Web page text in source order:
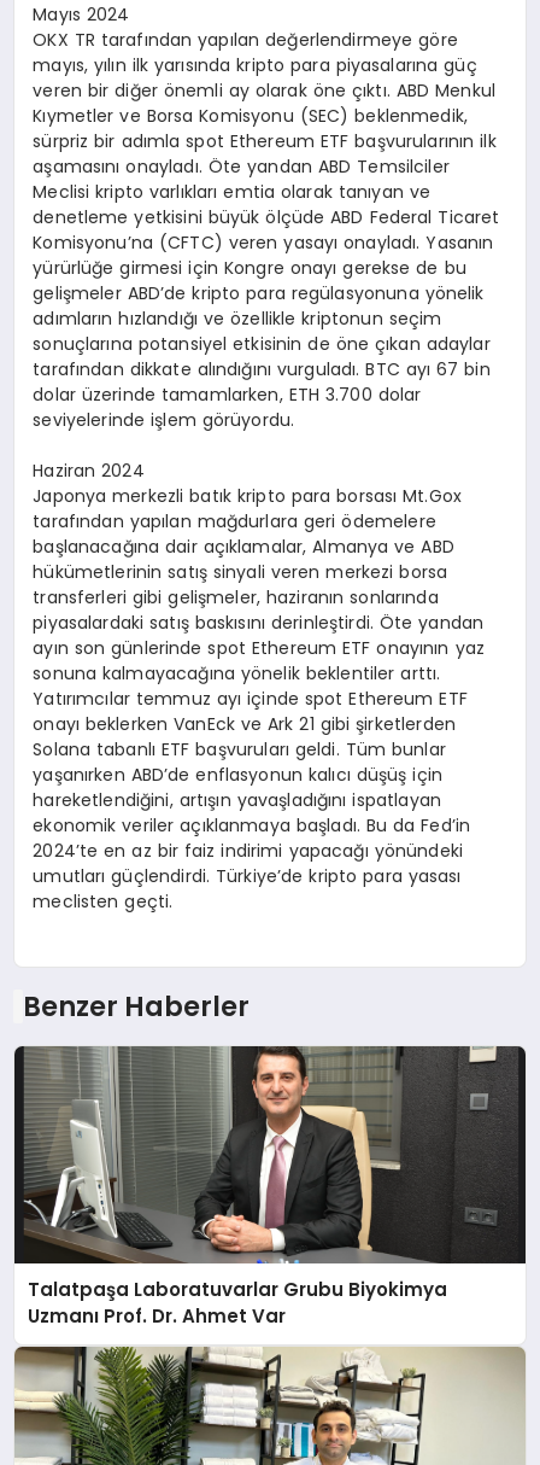
Mayıs 2024
OKX TR tarafından yapılan değerlendirmeye göre
mayıs, yılın ilk yarısında kripto para piyasalarına güç
veren bir diğer önemli ay olarak öne çıktı. ABD Menkul
Kıymetler ve Borsa Komisyonu (SEC) beklenmedik,
sürpriz bir adımla spot Ethereum ETF başvurularının ilk
aşamasını onayladı. Öte yandan ABD Temsilciler
Meclisi kripto varlıkları emtia olarak tanıyan ve
denetleme yetkisini büyük ölçüde ABD Federal Ticaret
Komisyonu’na (CFTC) veren yasayı onayladı. Yasanın
yürürlüğe girmesi için Kongre onayı gerekse de bu
gelişmeler ABD’de kripto para regülasyonuna yönelik
adımların hızlandığı ve özellikle kriptonun seçim
sonuçlarına potansiyel etkisinin de öne çıkan adaylar
tarafından dikkate alındığını vurguladı. BTC ayı 67 bin
dolar üzerinde tamamlarken, ETH 3.700 dolar
seviyelerinde işlem görüyordu.
Haziran 2024
Japonya merkezli batık kripto para borsası Mt.Gox
tarafından yapılan mağdurlara geri ödemelere
başlanacağına dair açıklamalar, Almanya ve ABD
hükümetlerinin satış sinyali veren merkezi borsa
transferleri gibi gelişmeler, haziranın sonlarında
piyasalardaki satış baskısını derinleştirdi. Öte yandan
ayın son günlerinde spot Ethereum ETF onayının yaz
sonuna kalmayacağına yönelik beklentiler arttı.
Yatırımcılar temmuz ayı içinde spot Ethereum ETF
onayı beklerken VanEck ve Ark 21 gibi şirketlerden
Solana tabanlı ETF başvuruları geldi. Tüm bunlar
yaşanırken ABD’de enflasyonun kalıcı düşüş için
hareketlendiğini, artışın yavaşladığını ispatlayan
ekonomik veriler açıklanmaya başladı. Bu da Fed’in
2024’te en az bir faiz indirimi yapacağı yönündeki
umutları güçlendirdi. Türkiye’de kripto para yasası
meclisten geçti.
Benzer Haberler
Talatpaşa Laboratuvarlar Grubu Biyokimya
Uzmanı Prof. Dr. Ahmet Var